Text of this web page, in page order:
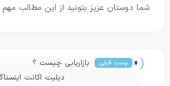
شما دوستان عزیز بتونید از این مطالب مهم
« پست قبلی
بازاریابی چیست ؟
دیلیت اکانت